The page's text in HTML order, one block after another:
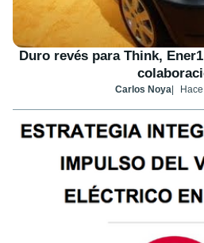
Duro revés para Think,
Carlos Noya